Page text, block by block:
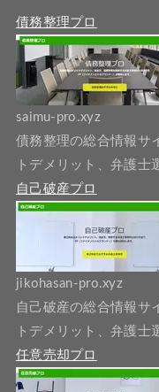
債務整理プロ
saimu-pro.xyz
債務整理の総合情報サ
トデメリット、弁護士
自己破産プロ
jikohasan-pro.xyz
自己破産の総合情報サ
トデメリット、弁護士
任意売却プロ